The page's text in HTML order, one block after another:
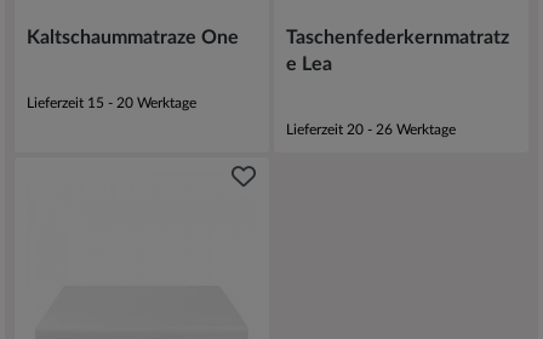
Kaltschaummatraze One
Lieferzeit 15 - 20 Werktage
Taschenfederkernmatratz
e Lea
Lieferzeit 20 - 26 Werktage